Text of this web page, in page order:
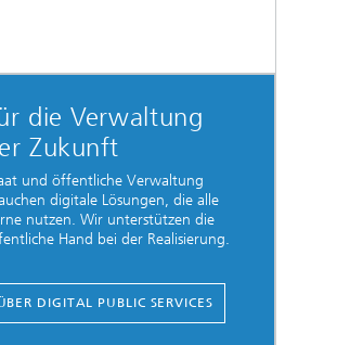
die Verwaltung
Zukunft
und öffentliche Verwaltung
digitale Lösungen, die alle
nutzen. Wir unterstützen die
Hand bei der Realisierung.
DIGITAL PUBLIC SERVICES